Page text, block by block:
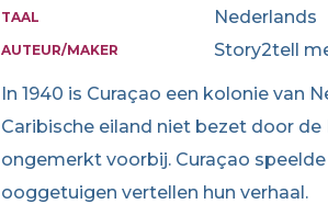
TAAL Nederlands
AUTEUR/MAKER Story2tell
In 1940 is Curaçao een kolonie van
Caribische eiland niet bezet door
ongemerkt voorbij. Curaçao
ooggetuigen vertellen hun verhaal.